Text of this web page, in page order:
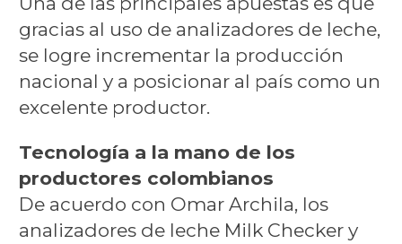
gracias al uso de analizadores de leche,
se logre incrementar la producción
nacional y a posicionar al país como un
excelente productor.
Tecnología a la mano de los
productores colombianos
De acuerdo con Omar Archila, los
analizadores de leche Milk Checker y